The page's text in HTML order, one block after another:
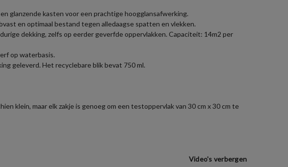
glanzende kasten voor een prachtige hoogglansafwerking.
en optimaal bestand tegen alledaagse spatten en vlekken.
dekking, zelfs op eerder geverfde oppervlakken. Capaciteit: 14m2 per
op waterbasis.
geleverd. Het recyclebare blik bevat 750 ml.
klein, maar elk zakje is genoeg om een testoppervlak van 30 cm x 30 cm te
Video's verbergen